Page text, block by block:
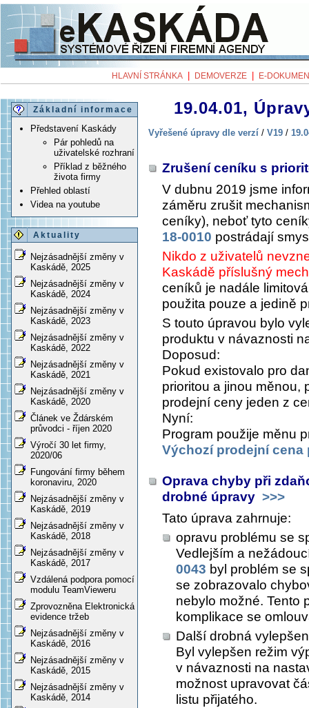
HLAVNÍ STRÁNKA DEMOVERZE E-
Základní informace
Představení Kaskády
Pár pohledů na
uživatelské rozhraní
Příklad z běžného
života firmy
Přehled oblastí
Videa na youtube
Aktuality
Nejzásadnější změny v
Kaskádě, 2025
Nejzásadnější změny v
Kaskádě, 2024
Nejzásadnější změny v
Kaskádě, 2023
Nejzásadnější změny v
Kaskádě, 2022
Nejzásadnější změny v
Kaskádě, 2021
Nejzásadnější změny v
Kaskádě, 2020
Článek ve Ždárském
průvodci - říjen 2020
Výročí 30 let firmy,
2020/06
Fungování firmy během
koronaviru, 2020
Nejzásadnější změny v
Kaskádě, 2019
Nejzásadnější změny v
Kaskádě, 2018
Nejzásadnější změny v
Kaskádě, 2017
Vzdálená podpora pomocí
modulu TeamVieweru
Zprovozněna Elektronická
evidence tržeb
Nejzásadnější změny v
Kaskádě, 2016
Nejzásadnější změny v
Kaskádě, 2015
Nejzásadnější změny v
Kaskádě, 2014
19.04.01,
Vyřešené úpravy dle verzí / V19 /
Zrušení ceníku s
V dubnu 2019 jsme
záměru zrušit
ceníky), neboť tyto
18-0010 postrádají
Nikdo z uživatelů
Kaskádě příslušný
ceníků je nadále
použita pouze a jedině
S touto úpravou bylo
produktu v návaznosti
Doposud:
Pokud existovalo pro
prioritou a jinou měnou,
prodejní ceny jeden z
Nyní:
Program použije měnu
Výchozí prodejní cena
Oprava chyby při
drobné úpravy >>>
Tato úprava zahrnuje:
opravu problému se
Vedlejším a
0043 byl problém se
se zobrazovalo
nebylo možné. Tento
komplikace se
Další drobná
Byl vylepšen režim
v návaznosti na
možnost upravovat
listu přijatého.